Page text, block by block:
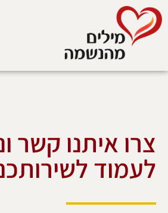
צרו איתנו קשר
לעמוד